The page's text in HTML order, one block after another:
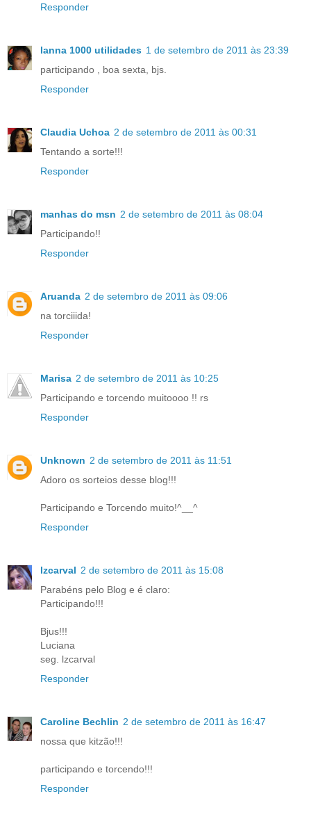
Responder
lanna 1000 utilidades 1 de setembro de 2011 às 23:39
participando , boa sexta, bjs.
Responder
Claudia Uchoa 2 de setembro de 2011 às 00:31
Tentando a sorte!!!
Responder
manhas do msn 2 de setembro de 2011 às 08:04
Participando!!
Responder
Aruanda 2 de setembro de 2011 às 09:06
na torciiida!
Responder
Marisa 2 de setembro de 2011 às 10:25
Participando e torcendo muitoooo !! rs
Responder
Unknown 2 de setembro de 2011 às 11:51
Adoro os sorteios desse blog!!!
Participando e Torcendo muito!^__^
Responder
lzcarval 2 de setembro de 2011 às 15:08
Parabéns pelo Blog e é claro:
Participando!!!
Bjus!!!
Luciana
seg. lzcarval
Responder
Caroline Bechlin 2 de setembro de 2011 às 16:47
nossa que kitzão!!!
participando e torcendo!!!
Responder